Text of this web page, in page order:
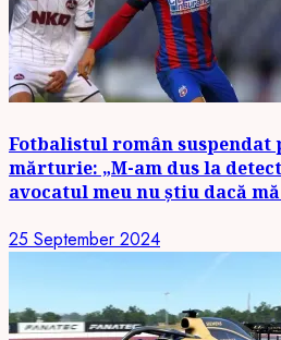
Fotbalistul român suspendat
mărturie: „M-am dus la
avocatul meu nu știu dacă
25 September 2024